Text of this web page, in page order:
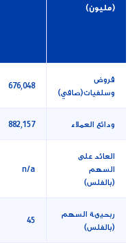
(مليون)
قروض
وسلفيات(صافي)
676,048
ودائع العملاء 882,157
العائد على
السهم
(بالفلس)
n/a
ربحيىة السهم
(بالفلس)
45